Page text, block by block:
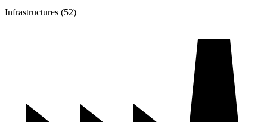
Infrastructures (52)